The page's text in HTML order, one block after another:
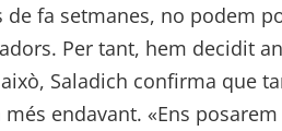
de fa setmanes, no podem
Per tant, hem decidit
Saladich confirma que
endavant. «Ens